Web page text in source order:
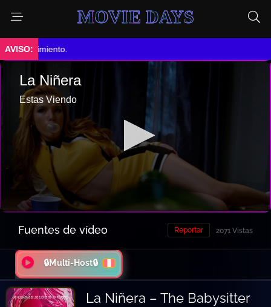
MOVIE DAYS
Fuentes de vídeo 2071 Vistas
Reportar
🔒Multi-Host🔒
La Niñera – The Babysitter